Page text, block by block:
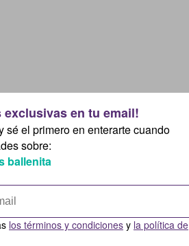
sé el primero en enterarte cuando
sobre:
ballenita
los términos y condiciones y la política de